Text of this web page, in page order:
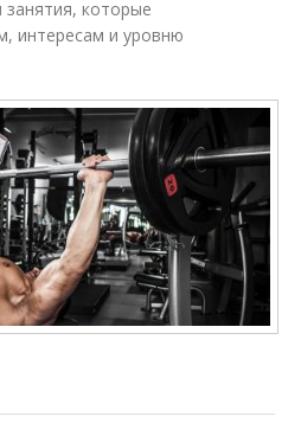
которые
интересам и уровню